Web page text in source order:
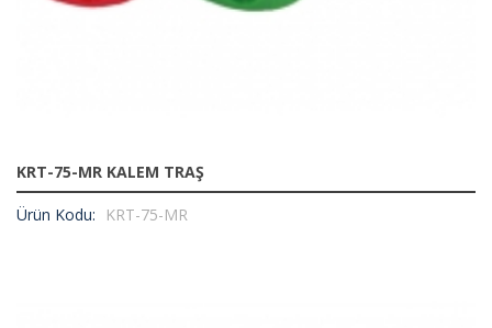
KRT-75-MR KALEM TRAŞ
Ürün Kodu: KRT-75-MR